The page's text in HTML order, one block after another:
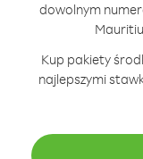
dowolnym
Kup pakiety
najlepszymi